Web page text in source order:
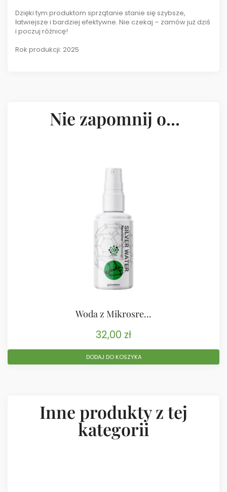
Dzięki tym produktom sprzątanie stanie się szybsze,
łatwiejsze i bardziej efektywne. Nie czekaj – zamów już dziś
i poczuj różnicę!
Rok produkcji: 2025
Nie zapomnij o...
Woda z Mikrosre...
32,00 zł
DODAJ DO KOSZYKA
Inne produkty z tej
kategorii